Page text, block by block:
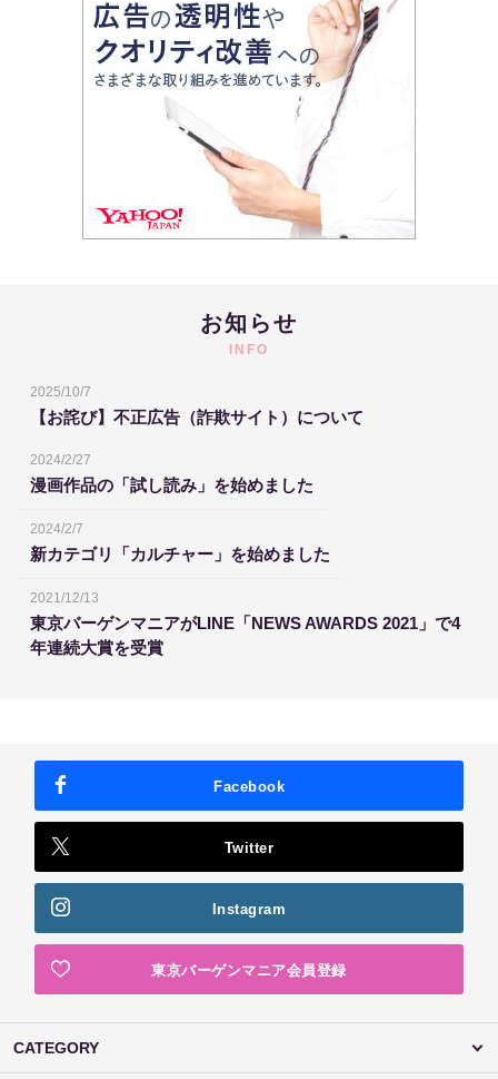
お知らせ
INFO
2025/10/7
【お詫び】不正広告（詐欺サイト）について
2024/2/27
漫画作品の「試し読み」を始めました
2024/2/7
新カテゴリ「カルチャー」を始めました
2021/12/13
東京バーゲンマニアがLINE「NEWS AWARDS 2021」で4
年連続大賞を受賞
Facebook
Twitter
Instagram
東京バーゲンマニア会員登録
CATEGORY